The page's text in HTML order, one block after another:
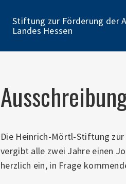
Stiftung zur Förderung der
Landes Hessen
Die Heinrich-Mörtl-Stiftung
vergibt alle zwei Jahre einen
herzlich ein, in Frage